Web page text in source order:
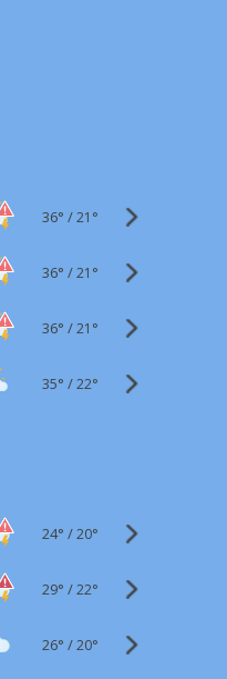
36° /21°
36° /21°
36° /21°
35° /22°
24° /20°
29° /22°
26° /20°